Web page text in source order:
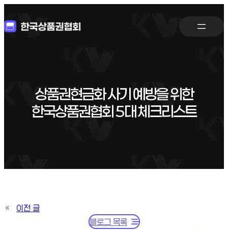
상품권현금화 사기 예방을 위한
한국상품권협회 5대 체크리스트
«
이전 글
블로그 목록